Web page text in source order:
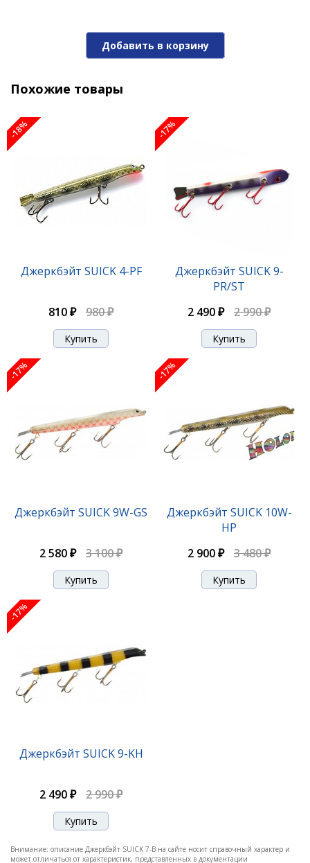
-17%
-17%
-17%
Добавить в корзину
Похожие товары
-18%
Джеркбэйт SUICK 4-PF
810 ₽ 980 ₽
-17%
Джеркбэйт SUICK 9-
PR/ST
2 490 ₽
2 990 ₽
-17%
Джеркбэйт SUICK 9W-GS
2 580 ₽ 3 100 ₽
-17%
Джеркбэйт SUICK 10W-
HP
2 900 ₽
3 480 ₽
-17%
Джеркбэйт SUICK 9-KH
2 490 ₽ 2 990 ₽
Внимание: описание Джеркбэйт SUICK 7-B на сайте носит справочный характер и
может отличаться от характеристик, представленных в документации